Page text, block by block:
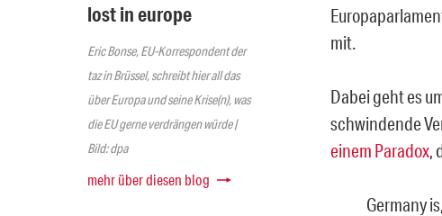
lost in europe
Eric Bonse, EU-Korrespondent der
taz in Brüssel, schreibt hier all das
über Europa und seine Krise(n), was
die EU gerne verdrängen würde |
Bild: dpa
mehr über diesen blog
mit.
Dabei geht es
schwindende
einem Paradox,
Germany